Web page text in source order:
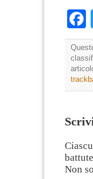
Non